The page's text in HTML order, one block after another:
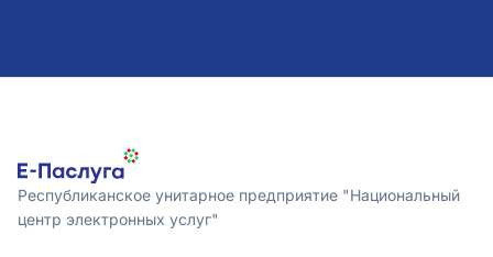
Республиканское унитарное предприятие "Национальный
центр электронных услуг"